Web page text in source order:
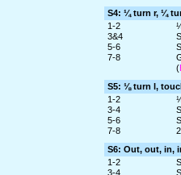
S4: ¼ turn r, ¼
1-2
3&4
5-6
7-8
(
S5: ⅛ turn l,
1-2
3-4
5-6
7-8
S6: Out, out, in,
1-2
3-4